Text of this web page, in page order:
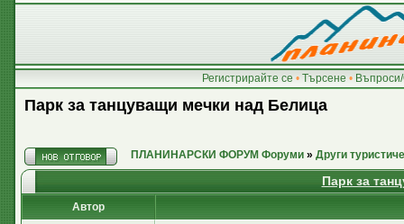
Регистрирайте се • Търсене •
Парк за танцуващи мечки над Белица
ПЛАНИНАРСКИ ФОРУМ Форуми » Други
Парк за
Автор